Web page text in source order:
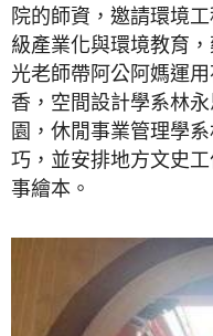
院的師資，邀請環境
級產業化與環境教育
光老師帶阿公阿媽運
香，空間設計學系林
園，休閒事業管理學
巧，並安排地方文史
事繪本。